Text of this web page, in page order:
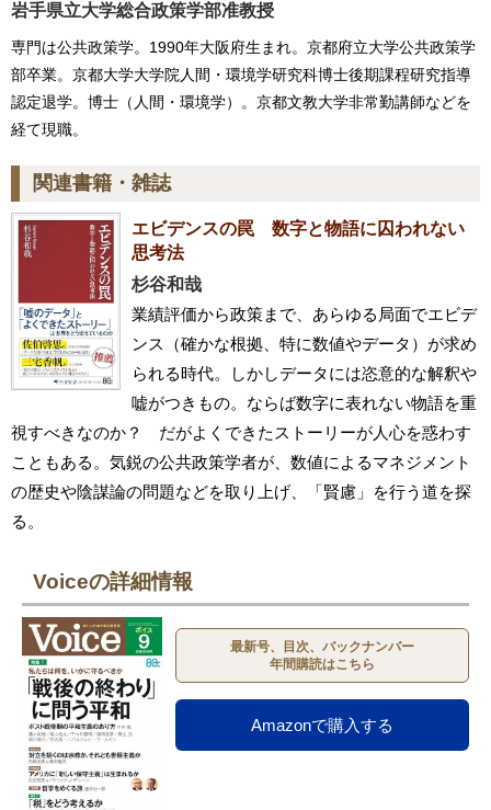
岩手県立大学総合政策学部准教授
専門は公共政策学。1990年大阪府生まれ。京都府立大学公共政策学
部卒業。京都大学大学院人間・環境学研究科博士後期課程研究指導
認定退学。博士（人間・環境学）。京都文教大学非常勤講師などを
経て現職。
関連書籍・雑誌
エビデンスの罠 数字と物語に囚われない
思考法
杉谷和哉
業績評価から政策まで、あらゆる局面でエビデ
ンス（確かな根拠、特に数値やデータ）が求め
られる時代。しかしデータには恣意的な解釈や
嘘がつきもの。ならば数字に表れない物語を重
視すべきなのか？ だがよくできたストーリーが人心を惑わす
こともある。気鋭の公共政策学者が、数値によるマネジメント
の歴史や陰謀論の問題などを取り上げ、「賢慮」を行う道を探
る。
Voiceの詳細情報
最新号、目次、バックナンバー
年間購読はこちら
Amazonで購入する